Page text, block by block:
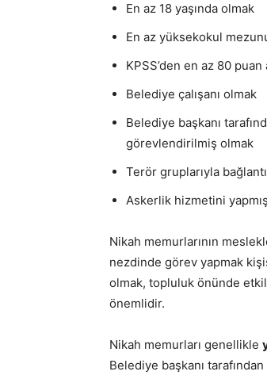
En az 18 yaşında olmak
En az yüksekokul
KPSS’den en az 80 puan
Belediye çalışanı olmak
Belediye başkanı
görevlendirilmiş olmak
Terör gruplarıyla
Askerlik hizmetini
Nikah memurlarının
nezdinde görev yapmak
olmak, topluluk önünde
önemlidir.
Nikah memurları genellikle
Belediye başkanı